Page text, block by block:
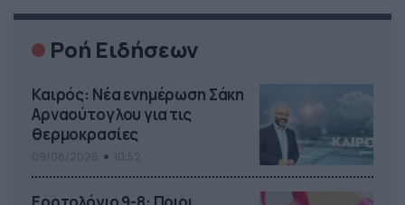
Ροή Ειδήσεων
Καιρός: Νέα ενημέρωση Σάκη
Αρναούτογλου για τις
θερμοκρασίες